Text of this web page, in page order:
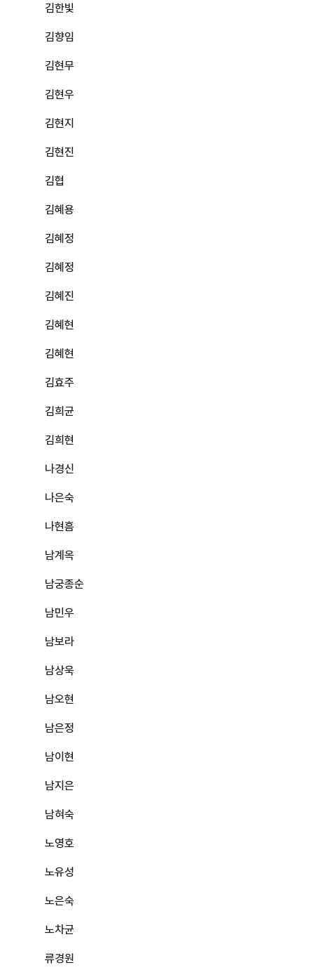
김한빛
김향임
김현무
김현우
김현지
김현진
김협
김혜용
김혜정
김혜정
김혜진
김혜현
김혜현
김효주
김희균
김희현
나경신
나은숙
나현흠
남계옥
남궁종순
남민우
남보라
남상욱
남오현
남은정
남이현
남지은
남혀숙
노영호
노유성
노은숙
노차균
류경원